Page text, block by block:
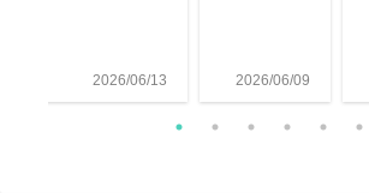
2026/06/13 2026/06/09